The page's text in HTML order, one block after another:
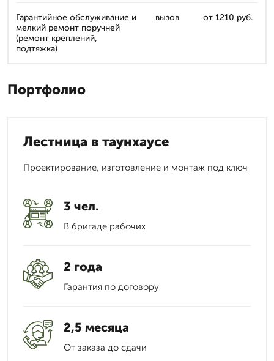
Гарантийное обслуживание и
мелкий ремонт поручней
(ремонт креплений,
подтяжка)
вызов от 1210 руб.
Портфолио
Лестница в таунхаусе
Проектирование, изготовление и монтаж под ключ
3 чел.
В бригаде рабочих
2 года
Гарантия по договору
2,5 месяца
От заказа до сдачи